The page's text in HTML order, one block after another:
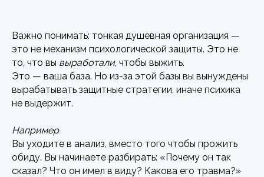
Важно понимать: тонкая душевная организация —
это не механизм психологической защиты. Это не
то, что вы выработали, чтобы выжить.
Это — ваша база. Но из-за этой базы вы вынуждены
вырабатывать защитные стратегии, иначе психика
не выдержит.
Например
Вы уходите в анализ, вместо того чтобы прожить
обиду. Вы начинаете разбирать: «Почему он так
сказал? Что он имел в виду? Какова его травма?»